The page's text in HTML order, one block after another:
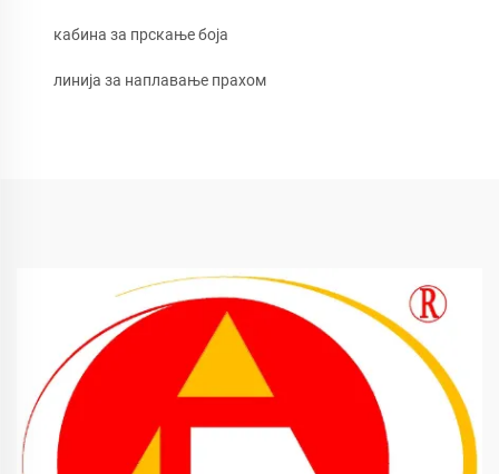
кабина за прскање боја
линија за наплавање прахом